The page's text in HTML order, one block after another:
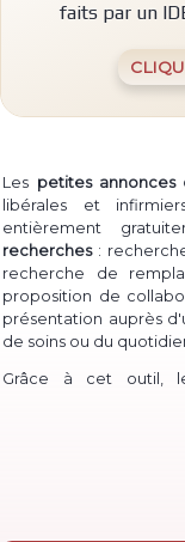
faits par un
Les petites annonces
libérales et
entièrement
recherches:
recherche de
proposition de
présentation auprès
de soins ou du
Grâce à cet outil,
consulter les
remplaçante et
De même, des